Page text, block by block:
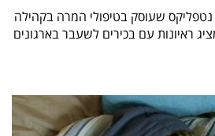
שעוסק בטיפולי המרה בקהילה
ראיונות עם בכירים לשעבר בארגונים